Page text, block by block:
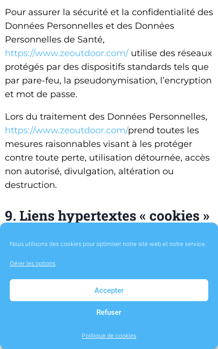
Nous utilisons des cookies pour optimiser notre site web et notre service.
Gérer les options
Accepter
Refuser
Politique de cookies
Pour assurer la sécurité et la confidentialité des
Données Personnelles et des Données
Personnelles de Santé,
https://www.zeoutdoor.com/ utilise des réseaux
protégés par des dispositifs standards tels que
par pare-feu, la pseudonymisation, l’encryption
et mot de passe.
Lors du traitement des Données Personnelles,
https://www.zeoutdoor.com/prend toutes les
mesures raisonnables visant à les protéger
contre toute perte, utilisation détournée, accès
non autorisé, divulgation, altération ou
destruction.
9. Liens hypertextes « cookies »
Le sitehttps://www.zeoutdoor.com/
d’autres sites, mis en place avec l’autorisation
dehttps://www.zeoutdoor.com/. Cependant,
https://www.zeoutdoor.com/